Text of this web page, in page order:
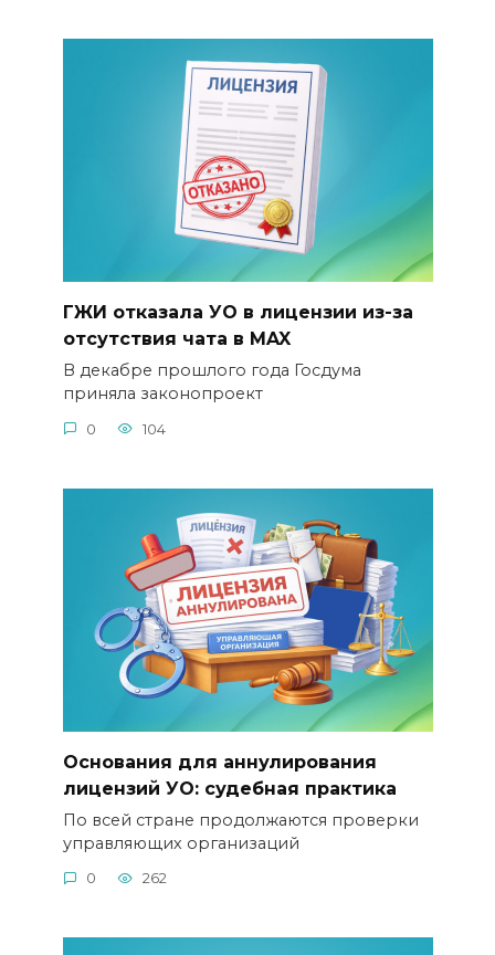
ГЖИ отказала УО в лицензии из-за
отсутствия чата в MAX
В декабре прошлого года Госдума
приняла законопроект
0 104
Основания для аннулирования
лицензий УО: судебная практика
По всей стране продолжаются проверки
управляющих организаций
0 262